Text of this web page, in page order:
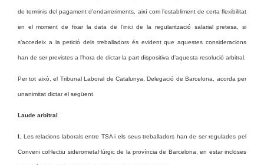
de terminis del pagament d’endarreriments, així com l’establiment de certa flexibilitat
en el moment de fixar la data de l’inici de la regularització salarial pretesa, si
s’accedeix a la petició dels treballadors és evident que aquestes consideracions
han de ser previstes a l’hora de dictar la part dispositiva d’aquesta resolució arbitral.
Per tot això, el Tribunal Laboral de Catalunya, Delegació de Barcelona, acorda per
unanimitat dictar el següent
Laude arbitral
I. Les relacions laborals entre TSA i els seus treballadors han de ser regulades pel
Conveni col·lectiu siderometal·lúrgic de la província de Barcelona, en estar incloses